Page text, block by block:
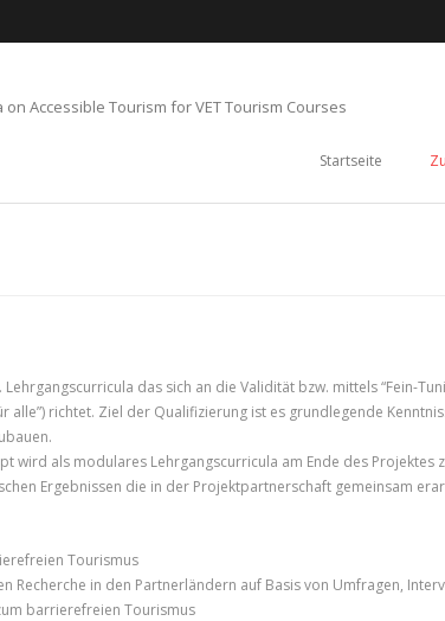
Accessible Tourism for VET Tourism Courses
Startseite
das sich an die Validität bzw. mittels “Fein-
alle”) richtet. Ziel der Qualifizierung ist es grundlegende
wird als modulares Lehrgangscurricula am Ende des Projektes
Ergebnissen die in der Projektpartnerschaft gemeinsam
Tourismus
Recherche in den Partnerländern auf Basis von Umfragen,
barrierefreien Tourismus